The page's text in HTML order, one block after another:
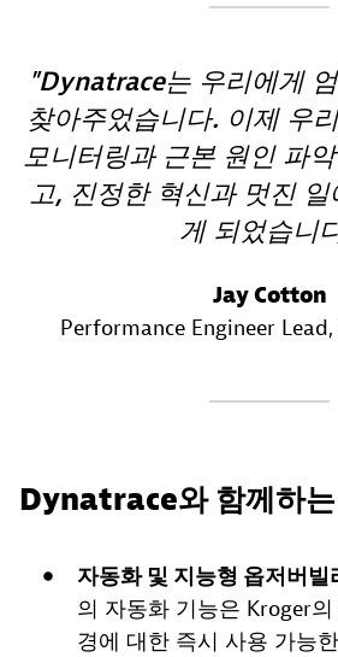
Dynatrace는 우리에게
찾아주었습니다. 이제 우
모니터링과 근본 원인 파
고, 진정한 혁신과 멋진
게 되었습니
Jay Cotton
Performance Engineer
Dynatrace와 함께하
자동화 및 지능형 옵저버빌
의 자동화 기능은 Kroger
경에 대한 즉시 사용 가능